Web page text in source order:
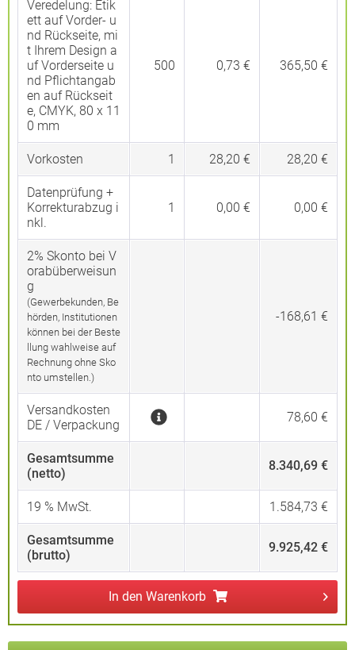
Veredelung: Etik
ett auf Vorder- u
nd Rückseite, mi
t Ihrem Design a
uf Vorderseite u
nd Pflichtangab
en auf Rückseit
e, CMYK, 80 x 11
0 mm
500 0,73 € 365,50 €
Vorkosten 1 28,20 € 28,20 €
Datenprüfung +
Korrekturabzug i
nkl.
1 0,00 € 0,00 €
2% Skonto bei V
orabüberweisun
g
(Gewerbekunden, Be
hörden, Institutionen
können bei der Beste
llung wahlweise auf
Rechnung ohne Sko
nto umstellen.)
-168,61 €
Versandkosten
DE / Verpackung
78,60 €
Gesamtsumme
(netto)
8.340,69 €
19 % MwSt. 1.584,73 €
Gesamtsumme
(brutto)
9.925,42 €
In den Warenkorb